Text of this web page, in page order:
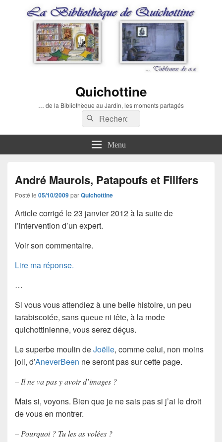
Quichottine
… de la Bibliothèque au Jardin, les moments partagés
Recherche :
Rechercher
Menu
André Maurois, Patapoufs et Filifers
Posté le 05/10/2009parQuichottine
Article corrigé le 23 janvier 2012 à la suite de
l’intervention d’un expert.
Voir son commentaire.
Lire ma réponse.
…
Si vous vous attendiez à une belle histoire, un peu
tarabiscotée, sans queue ni tête, à la mode
quichottinienne, vous serez déçus.
Le superbe moulin deJoëlle, comme celui, non moins
joli, d’AneverBeen ne seront pas sur cette page.
– Il ne va pas y avoir d’images ?
Mais si, voyons. Bien que je ne sais pas si j’ai le droit
de vous en montrer.
– Pourquoi ? Tu les as volées ?